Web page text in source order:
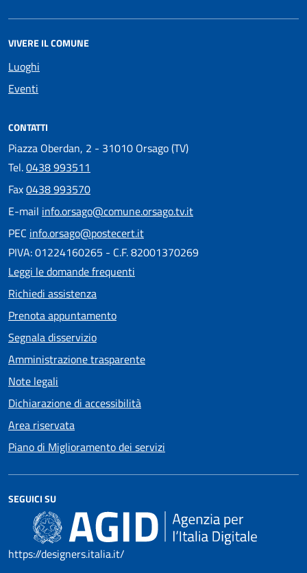
VIVERE IL COMUNE
Luoghi
Eventi
CONTATTI
Piazza Oberdan, 2 - 31010 Orsago (TV)
Tel.0438 993511
Fax0438 993570
E-mail info.orsago@comune.orsago.tv.it
PEC info.orsago@postecert.it
PIVA: 01224160265 - C.F. 82001370269
Leggi le domande frequenti
Richiedi assistenza
Prenota appuntamento
Segnala disservizio
Amministrazione trasparente
Note legali
Dichiarazione di accessibilità
Area riservata
Piano di Miglioramento dei servizi
SEGUICI SU
https://designers.italia.it/